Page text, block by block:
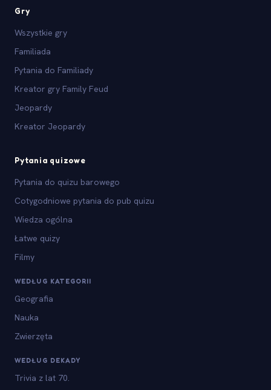
Gry
Wszystkie gry
Familiada
Pytania do Familiady
Kreator gry Family Feud
Jeopardy
Kreator Jeopardy
Pytania quizowe
Pytania do quizu barowego
Cotygodniowe pytania do pub quizu
Wiedza ogólna
Łatwe quizy
Filmy
WEDŁUG KATEGORII
Geografia
Nauka
Zwierzęta
WEDŁUG DEKADY
Trivia z lat 70.